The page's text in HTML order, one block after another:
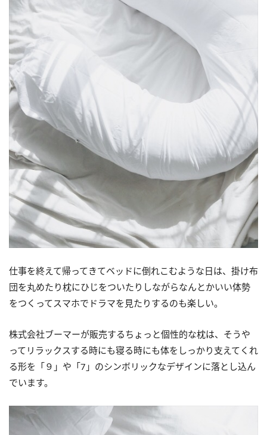
仕事を終えて帰ってきてベッドに倒れこむような日は、掛け布
団を丸めたり枕にひじをついたりしながらなんとかいい体勢
をつくってスマホでドラマを見たりするのも楽しい。
株式会社ブーマーが販売するちょっと個性的な枕は、そうや
ってリラックスする時にも寝る時にも体をしっかり支えてくれ
る形を「９」や「7 」のシンボリックなデザインに落とし込ん
でいます。